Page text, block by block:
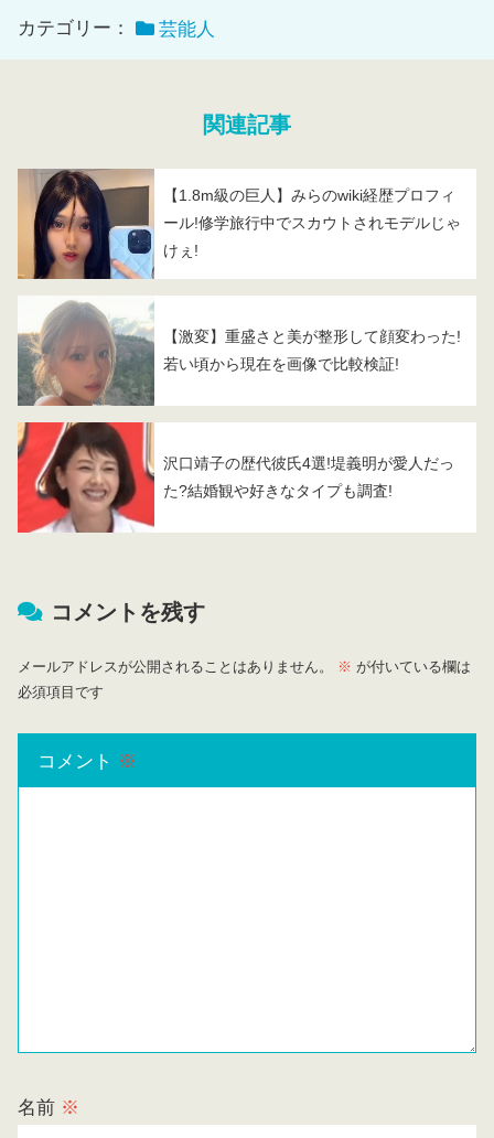
カテゴリー： 芸能人
関連記事
【1.8m級の巨人】みらのwiki経歴プロフィ
ール!修学旅行中でスカウトされモデルじゃ
けぇ!
【激変】重盛さと美が整形して顔変わった!
若い頃から現在を画像で比較検証!
沢口靖子の歴代彼氏4選!堤義明が愛人だっ
た?結婚観や好きなタイプも調査!
コメントを残す
メールアドレスが公開されることはありません。 ※ が付いている欄は
必須項目です
コメント ※
名前 ※